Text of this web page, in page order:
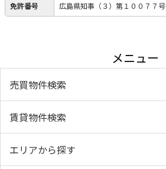
免許番号 広島県知事（３）第１００７７号
メニュー
売買物件検索
賃貸物件検索
エリアから探す